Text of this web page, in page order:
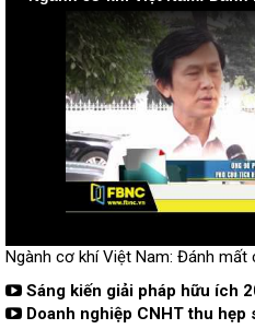
Ngành cơ khí Việt Nam: Đánh mất
Sáng kiến giải pháp hữu ích
Doanh nghiệp CNHT thu hẹp